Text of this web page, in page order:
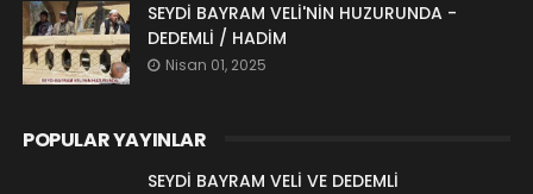
SEYDİ BAYRAM VELİ'NİN HUZURUNDA -
DEDEMLİ / HADİM
Nisan 01, 2025
POPULAR YAYINLAR
SEYDİ BAYRAM VELİ VE DEDEMLİ